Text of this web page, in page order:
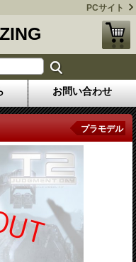
PCサイト
お問い合わせ
プラモデル